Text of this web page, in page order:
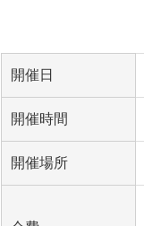
開催日
開催時間
開催場所